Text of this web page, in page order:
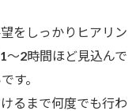
をしっかりヒアリン
〜2時間ほど見込んで
す。
るまで何度でも行わ